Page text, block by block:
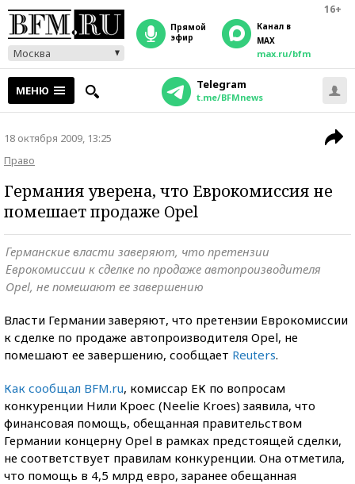
16+
Москва
прямой
эфир
Канал в
MAX
max.ru/bfm
МЕНЮ Telegram
t.me/BFMnews
18 октября 2009, 13:25
Право
Германия уверена, что Еврокомиссия не
помешает продаже Opel
Германские власти заверяют, что претензии
Еврокомиссии к сделке по продаже автопроизводителя
Opel, не помешают ее завершению
Власти Германии заверяют, что претензии Еврокомиссии
к сделке по продаже автопроизводителя Opel, не
помешают ее завершению, сообщает Reuters.
Как сообщал BFM.ru, комиссар ЕК по вопросам
конкуренции Нили Кроес (Neelie Kroes) заявила, что
финансовая помощь, обещанная правительством
Германии концерну Opel в рамках предстоящей сделки,
не соответствует правилам конкуренции. Она отметила,
что помощь в 4,5 млрд евро, заранее обещанная